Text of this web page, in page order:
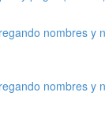
nombres y
nombres y